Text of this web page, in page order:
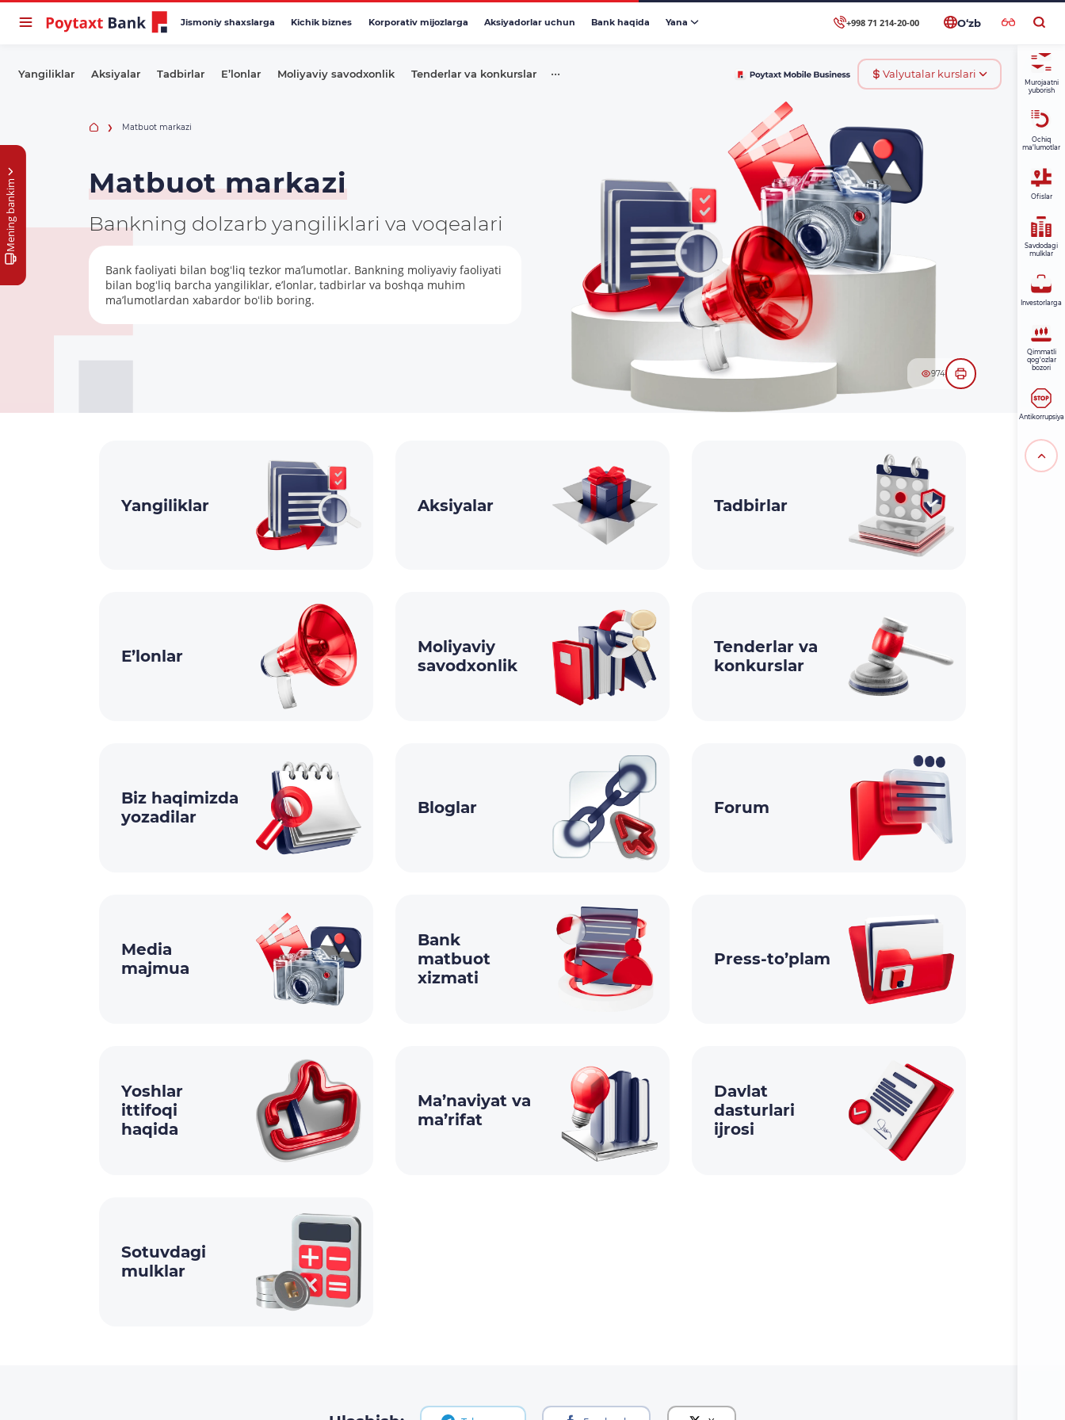
Mening bankim
Jismoniy shaxslarga Kichik biznes Korporativ mijozlarga Aksiyadorlar uchun Bank haqida Yana +998 71 214-20-00 O‘zb
Yangiliklar Aksiyalar Tadbirlar E’lonlar Moliyaviy savodxonlik Tenderlar va konkurslar ••• Valyutalar kurslari
Matbuot markazi
974
Matbuot markazi
Bankning dolzarb yangiliklari va voqealari
Bank faoliyati bilan bogʻliq tezkor ma’lumotlar. Bankning moliyaviy faoliyati
bilan bogʻliq barcha yangiliklar, e’lonlar, tadbirlar va boshqa muhim
ma’lumotlardan xabardor boʻlib boring.
Yangiliklar Aksiyalar Tadbirlar
E’lonlar
Moliyaviy
savodxonlik
Tenderlar va
konkurslar
Biz haqimizda
yozadilar
Bloglar Forum
Media
majmua
Bank
matbuot
xizmati
Press-to’plam
Yoshlar
ittifoqi
haqida
Ma’naviyat va
ma’rifat
Davlat
dasturlari
ijrosi
Sotuvdagi
mulklar
Murojaatni
yuborish
Ochiq
ma’lumotlar
Ofislar
Savdodagi
mulklar
Investorlarga
Qimmatli
qog'ozlar
bozori
Antikorrupsiya